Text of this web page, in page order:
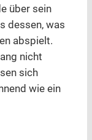
über sein
dessen, was
abspielt.
nicht
sich
wie ein